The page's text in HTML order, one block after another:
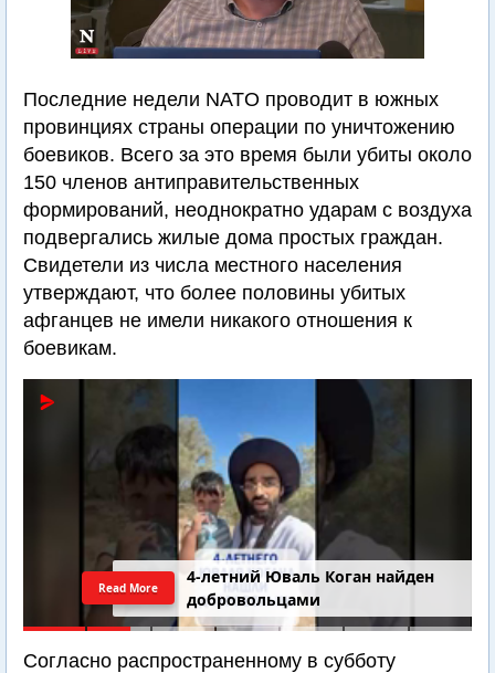
Последние недели NATO проводит в южных
провинциях страны операции по уничтожению
боевиков. Всего за это время были убиты около
150 членов антиправительственных
формирований, неоднократно ударам с воздуха
подвергались жилые дома простых граждан.
Свидетели из числа местного населения
утверждают, что более половины убитых
афганцев не имели никакого отношения к
боевикам.
4-летний Юваль Коган найден
добровольцами
Read More
Согласно распространенному в субботу